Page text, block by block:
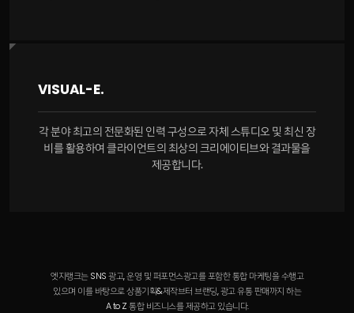
VISUAL-E.
각 분야 최고의 전문화된 인력 구성으로 자체 스튜디오 및 최신 장
비를 활용하여 클라이언트의 최상의 크리에이티브와 결과물을
제공합니다.
엣지랭크는 SNS 광고, 운영 및 퍼포먼스광고를 포함한 통합 마케팅을 수행고
있으며 이를 바탕으로 상품기획&제작브터 브랜딩, 광고 유통 판매까지 하는
A to Z 통합 비즈니스를 제공하고 있습니다.